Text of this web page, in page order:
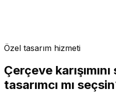
Özel tasarım hizmeti
Çerçeve
tasarımcı mı